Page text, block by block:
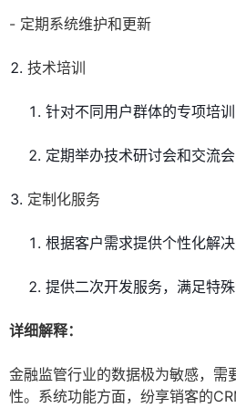
- 定期系统维护和更新
技术培训
针对不同用户群体的专项培训
定期举办技术研讨会和交流会
定制化服务
根据客户需求提供个性化解
提供二次开发服务，满足特
详细解释：
金融监管行业的数据极为敏感，需
性。系统功能方面，纷享销客的